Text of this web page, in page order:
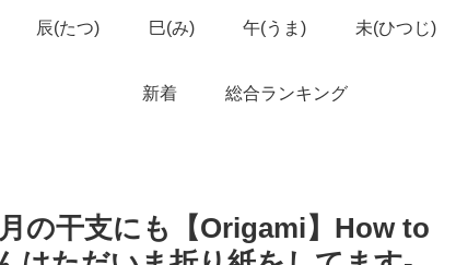
辰(たつ) 巳(み) 午(うま) 未(ひつじ)
新着 総合ランキング
の干支にも【Origami】How to